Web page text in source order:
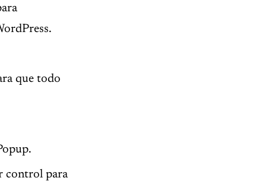
que todo
control para